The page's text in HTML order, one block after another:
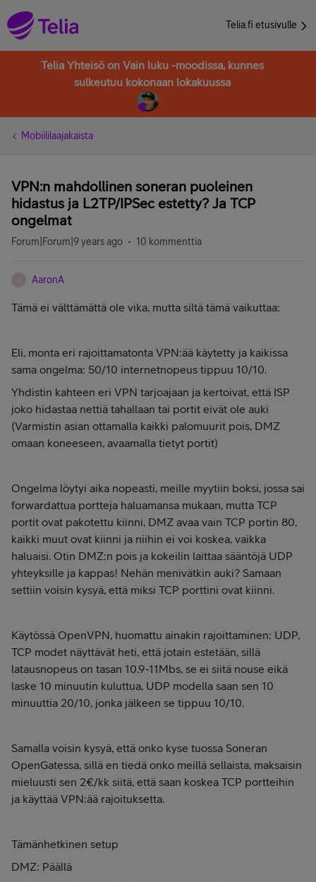
Telia.fi etusivulle
Telia Yhteisö on Vain luku -moodissa, kunnes
sulkeutuu kokonaan lokakuussa
Mobiililaajakaista
VPN:n mahdollinen soneran puoleinen
hidastus ja L2TP/IPSec estetty? Ja TCP
ongelmat
Forum|Forum|9 years ago 10 kommenttia
AaronA
Tämä ei välttämättä ole vika, mutta siltä tämä vaikuttaa:
Eli, monta eri rajoittamatonta VPN:ää käytetty ja kaikissa
sama ongelma: 50/10 internetnopeus tippuu 10/10.
Yhdistin kahteen eri VPN tarjoajaan ja kertoivat, että ISP
joko hidastaa nettiä tahallaan tai portit eivät ole auki
(Varmistin asian ottamalla kaikki palomuurit pois, DMZ
omaan koneeseen, avaamalla tietyt portit)
Ongelma löytyi aika nopeasti, meille myytiin boksi, jossa sai
forwardattua portteja haluamansa mukaan, mutta TCP
portit ovat pakotettu kiinni, DMZ avaa vain TCP portin 80,
kaikki muut ovat kiinni ja niihin ei voi koskea, vaikka
haluaisi. Otin DMZ:n pois ja kokeilin laittaa sääntöjä UDP
yhteyksille ja kappas! Nehän menivätkin auki? Samaan
settiin voisin kysyä, että miksi TCP porttini ovat kiinni.
Käytössä OpenVPN, huomattu ainakin rajoittaminen: UDP,
TCP modet näyttävät heti, että jotain estetään, sillä
latausnopeus on tasan 10.9-11Mbs, se ei siitä nouse eikä
laske 10 minuutin kuluttua, UDP modella saan sen 10
minuuttia 20/10, jonka jälkeen se tippuu 10/10.
Samalla voisin kysyä, että onko kyse tuossa Soneran
OpenGatessa, sillä en tiedä onko meillä sellaista, maksaisin
mieluusti sen 2€/kk siitä, että saan koskea TCP portteihin
ja käyttää VPN:ää rajoituksetta.
Tämänhetkinen setup
DMZ: Päällä